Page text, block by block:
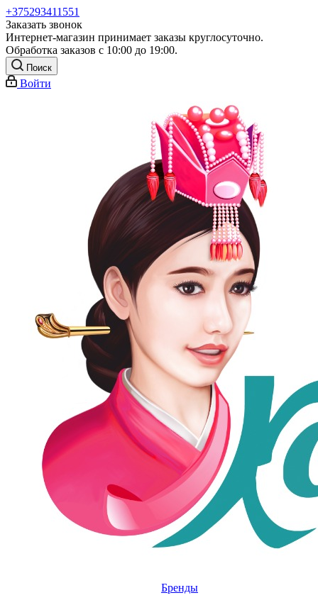
+375293411551
Заказать звонок
Интернет-магазин принимает заказы круглосуточно.
Обработка заказов с 10:00 до 19:00.
Поиск
Войти
Бренды